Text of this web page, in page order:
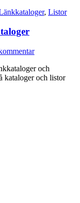
, Listor
och
kataloger och listor